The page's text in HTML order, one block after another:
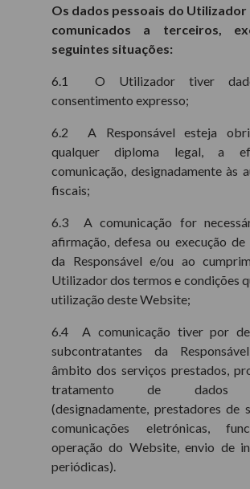
Os dados pessoais do Utilizador
comunicados a terceiros,
seguintes situações:
6.1 O Utilizador tiver
consentimento expresso;
6.2 A Responsável esteja
qualquer diploma legal, a
comunicação, designadamente às
fiscais;
6.3 A comunicação for
afirmação, defesa ou execução
da Responsável e/ou ao
Utilizador dos termos e condições
utilização deste Website;
6.4 A comunicação tiver por
subcontratantes da
âmbito dos serviços prestados,
tratamento de dados
(designadamente, prestadores de
comunicações eletrónicas,
operação do Website, envio de
periódicas).